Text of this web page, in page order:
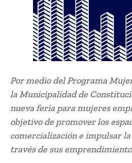
Por medio del Programa
la Municipalidad de
nueva feria para mujeres
objetivo de promover los
comercialización e impulsar
través de sus